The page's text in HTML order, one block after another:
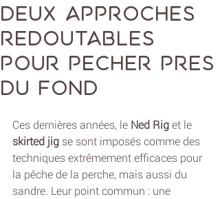
deux approches
redoutables
pour pecher pres
du fond
Ces dernières années, le Ned Rig et le
skirted jig se sont imposés comme des
techniques extrêmement efficaces pour
la pêche de la perche, mais aussi du
sandre. Leur point commun : une